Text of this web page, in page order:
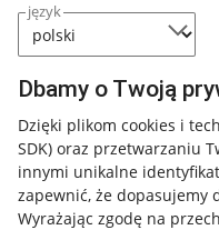
język
Dbamy o Twoją
Dzięki plikom cookies i
SDK) oraz przetwarzaniu
innymi unikalne
zapewnić, że dopasujemy
Wyrażając zgodę na